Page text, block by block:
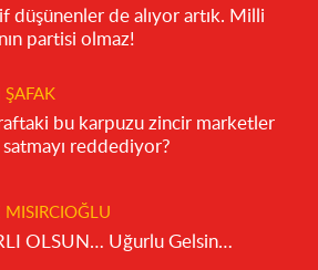
düşünenler de alıyor artık. Milli
partisi olmaz!
ŞAFAK
bu karpuzu zincir marketler
reddediyor?
MISIRCIOĞLU
HAYIRLI OLSUN… Uğurlu Gelsin…